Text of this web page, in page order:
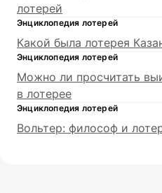
лотерей
Энциклопедия лотерей
Какой была лотерея
Энциклопедия лотерей
Можно ли просчитать
в лотерее
Энциклопедия лотерей
Вольтер: философ и